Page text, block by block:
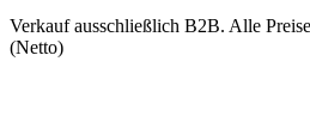
Verkauf ausschließlich B2B. Alle
(Netto)